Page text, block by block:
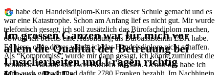
Ich habe den Handelsdiplom-Kurs an dieser Schule gemacht und es
war eine Katastrophe. Schon am Anfang lief es nicht gut. Mir wurde
telefonisch gesagt, ich soll zusätzlich das Bürofachdiplom machen,
obwohl ich bereits eine Ausbildung als Büroassistentin EBA habe.
Es hiess, ohne dieses würde ich das Handelsdiplom nicht schaffen.
Als “Kompromiss” wurde mir dann gesagt, ich könne zumindest die
verkürzte Variante mit zwei Fächern machen. Genau das habe ich
Im grossen Ganzen war für mich vor
allem die Qualität der Betreuung bei
Unsicherheiten und Fragen richtig